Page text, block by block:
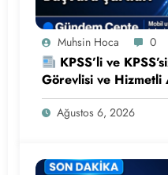
Muhsin Hoca 0
KPSS’li ve
Görevlisi ve Hizmetli
Başvuru Şartları
Ağustos 6, 2026